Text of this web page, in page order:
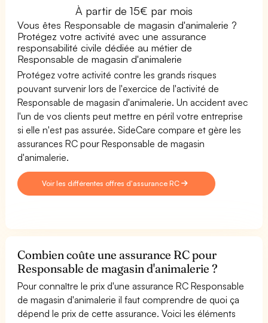
À partir de 15€ par mois
Vous êtes Responsable de magasin d'animalerie ?
Protégez votre activité avec une assurance
responsabilité civile dédiée au métier de
Responsable de magasin d'animalerie
Protégez votre activité contre les grands risques
pouvant survenir lors de l'exercice de l'activité de
Responsable de magasin d'animalerie. Un accident avec
l'un de vos clients peut mettre en péril votre entreprise
si elle n'est pas assurée. SideCare compare et gère les
assurances RC pour Responsable de magasin
d'animalerie.
Voir les différentes offres d'assurance RC
Combien coûte une assurance RC pour
Responsable de magasin d'animalerie ?
Pour connaître le prix d'une assurance RC Responsable
de magasin d'animalerie il faut comprendre de quoi ça
dépend le prix de cette assurance. Voici les éléments